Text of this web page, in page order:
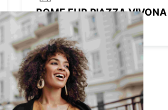
ROME EUR PIAZZA VIVONA
ROMA - ITALY